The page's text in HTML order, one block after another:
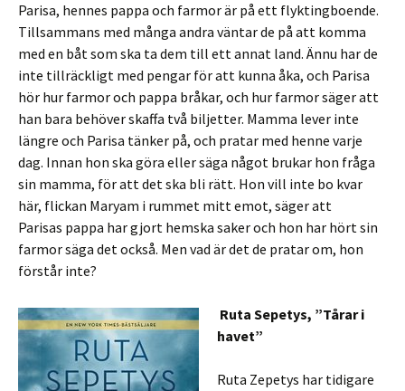
Parisa, hennes pappa och farmor är på ett flyktingboende.
Tillsammans med många andra väntar de på att komma
med en båt som ska ta dem till ett annat land. Ännu har de
inte tillräckligt med pengar för att kunna åka, och Parisa
hör hur farmor och pappa bråkar, och hur farmor säger att
han bara behöver skaffa två biljetter. Mamma lever inte
längre och Parisa tänker på, och pratar med henne varje
dag. Innan hon ska göra eller säga något brukar hon fråga
sin mamma, för att det ska bli rätt. Hon vill inte bo kvar
här, flickan Maryam i rummet mitt emot, säger att
Parisas pappa har gjort hemska saker och hon har hört sin
farmor säga det också. Men vad är det de pratar om, hon
förstår inte?
Ruta Sepetys, ”Tårar i
havet”
Ruta Zepetys har tidigare